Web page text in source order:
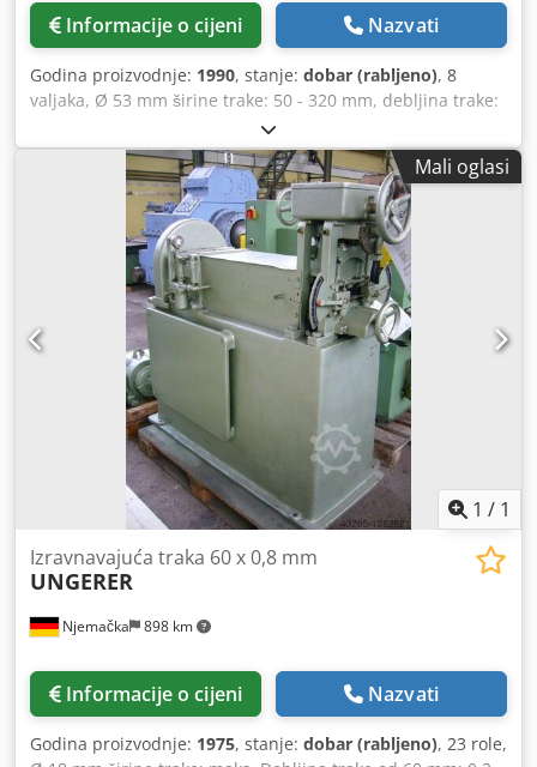
Informacije o cijeni Nazvati
Godina proizvodnje: 1990, stanje: dobar (rabljeno), 8
valjaka, Ø 53 mm širine trake: 50 - 320 mm, debljina trake:
0,4 - 3 mm Crodjgq D Arepfx Ahqef
Mali oglasi
1 / 1
Njemačka 898 km
Izravnavajuća traka 60 x 0,8 mm
UNGERER
Informacije o cijeni Nazvati
Godina proizvodnje: 1975, stanje: dobar (rabljeno), 23 role,